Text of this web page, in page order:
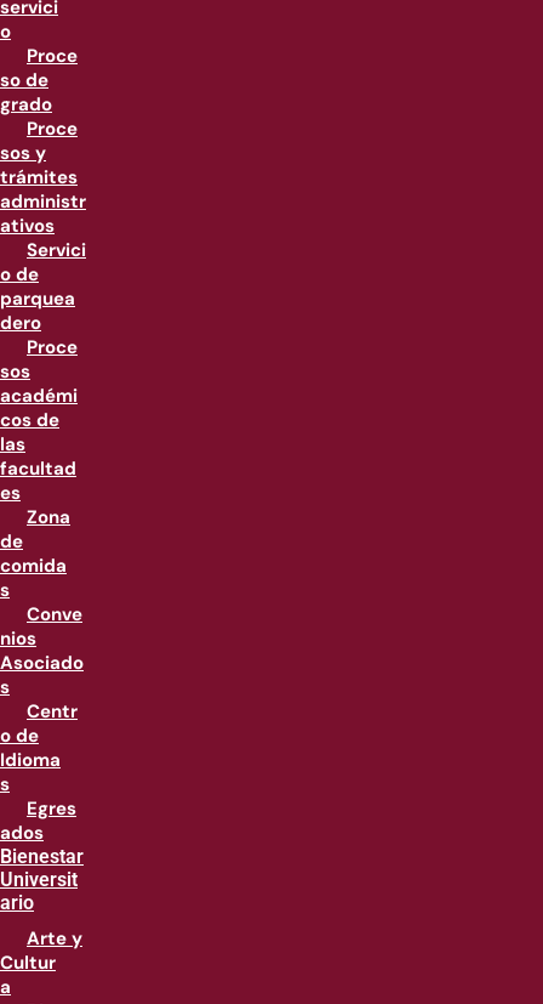
servici
o
Proce
so de
grado
Proce
sos y
trámites
administr
ativos
Servici
o de
parquea
dero
Proce
sos
académi
cos de
las
facultad
es
Zona
de
comida
s
Conve
nios
Asociado
s
Centr
o de
Idioma
s
Egres
ados
Bienestar
Universit
ario
Arte y
Cultur
a